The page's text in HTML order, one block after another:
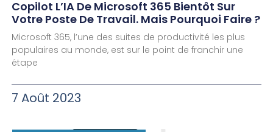
Copilot L’IA De Microsoft 365 Bientôt Sur
Votre Poste De Travail. Mais Pourquoi Faire ?
Microsoft 365, l’une des suites de productivité les plus
populaires au monde, est sur le point de franchir une
étape
7 Août 2023